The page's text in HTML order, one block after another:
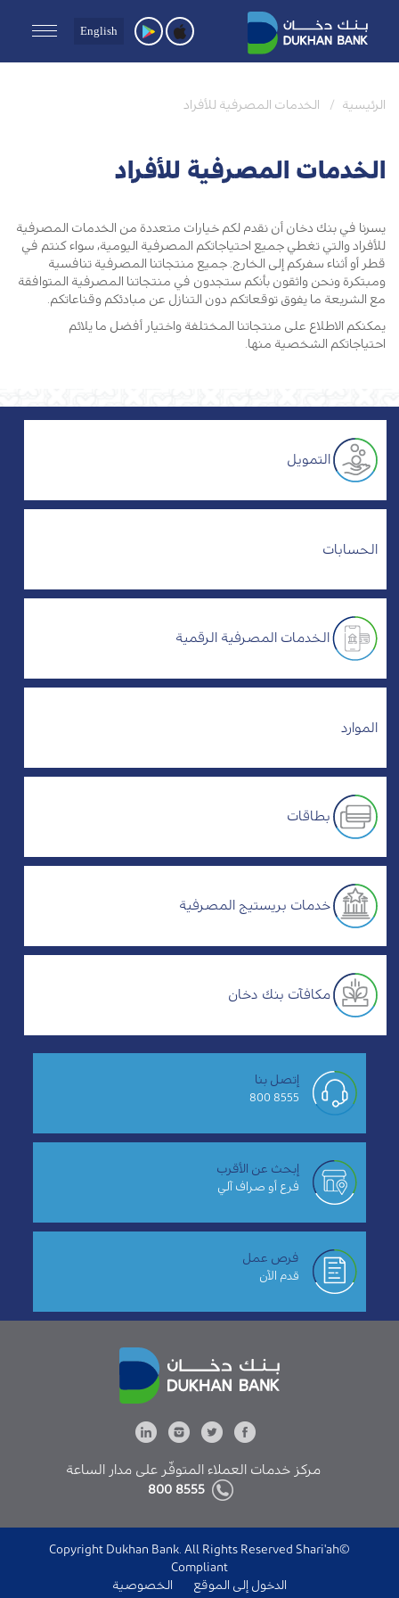
English
الرئيسية الخدمات المصرفية للأفراد
الخدمات المصرفية للأفراد
يسرنا في بنك دخان أن نقدم لكم خيارات متعددة من الخدمات المصرفية
للأفراد والتي تغطي جميع احتياجاتكم المصرفية اليومية، سواء كنتم في
قطر أو أثناء سفركم إلى الخارج. جميع منتجاتنا المصرفية تنافسية
ومبتكرة ونحن واثقون بأنكم ستجدون في منتجاتنا المصرفية المتوافقة
مع الشريعة ما يفوق توقعاتكم دون التنازل عن مبادئكم وقناعاتكم.
يمكنكم الاطلاع على منتجاتنا المختلفة واختيار أفضل ما يلائم
احتياجاتكم الشخصية منها.
التمويل
الحسابات
الخدمات المصرفية الرقمية
الموارد
بطاقات
خدمات بريستيج المصرفية
مكافآت بنك دخان
إتصل بنا
8555 800
إبحث عن الأقرب
فرع أو صراف آلي
فرص عمل
قدم الآن
مركز خدمات العملاء المتوفّر على مدار الساعة
8555 800
©Copyright Dukhan Bank. All Rights Reserved Shari'ah
Compliant
الدخول إلى الموقع
الخصوصية